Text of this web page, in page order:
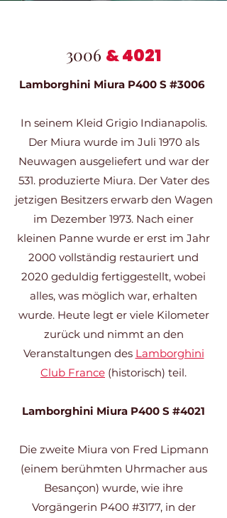
3006 & 4021
Lamborghini Miura P400 S #3006
In seinem Kleid Grigio Indianapolis.
Der Miura wurde im Juli 1970 als
Neuwagen ausgeliefert und war der
531. produzierte Miura. Der Vater des
jetzigen Besitzers erwarb den Wagen
im Dezember 1973. Nach einer
kleinen Panne wurde er erst im Jahr
2000 vollständig restauriert und
2020 geduldig fertiggestellt, wobei
alles, was möglich war, erhalten
wurde. Heute legt er viele Kilometer
zurück und nimmt an den
Veranstaltungen des Lamborghini
Club France (historisch) teil.
Lamborghini Miura P400 S #4021
Die zweite Miura von Fred Lipmann
(einem berühmten Uhrmacher aus
Besançon) wurde, wie ihre
Vorgängerin P400 #3177, in der